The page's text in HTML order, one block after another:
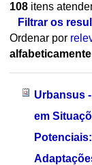
108itens
Filtrar os
Ordenar por
alfabeticamente
Urbansus
em